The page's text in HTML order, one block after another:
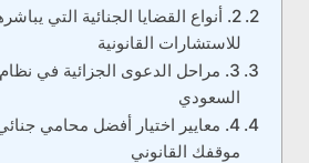
2. أنواع القضايا الجنائية التي
للاستشارات القانونية
3. مراحل الدعوى الجزائية في نظام
السعودي
4. معايير اختيار أفضل محامي
موقفك القانوني